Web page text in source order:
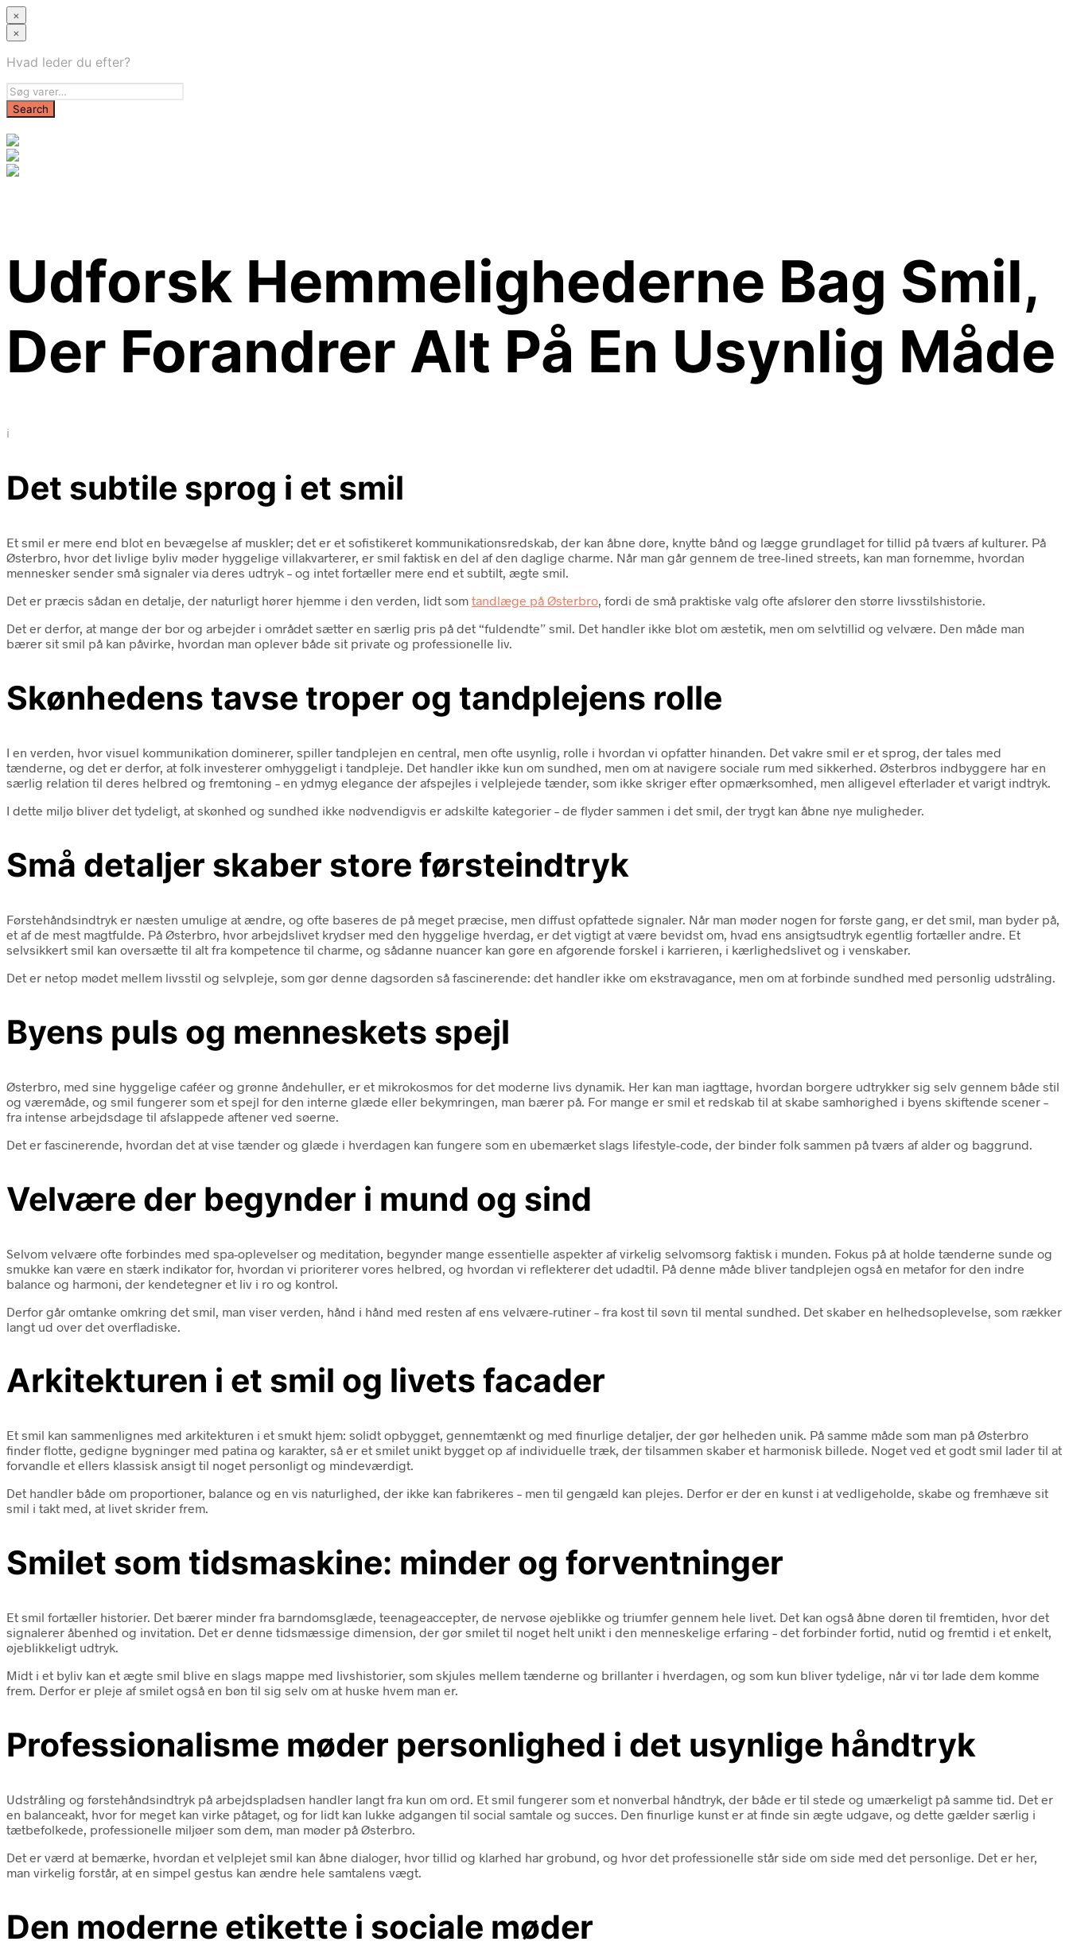
×
×
Hvad leder du efter?
Udforsk Hemmelighederne Bag Smil,
Der Forandrer Alt På En Usynlig Måde
i
Det subtile sprog i et smil
Et smil er mere end blot en bevægelse af muskler; det er et sofistikeret kommunikationsredskab, der kan åbne døre, knytte bånd og lægge grundlaget for tillid på tværs af kulturer. På
Østerbro, hvor det livlige byliv møder hyggelige villakvarterer, er smil faktisk en del af den daglige charme. Når man går gennem de tree-lined streets, kan man fornemme, hvordan
mennesker sender små signaler via deres udtryk – og intet fortæller mere end et subtilt, ægte smil.
Det er præcis sådan en detalje, der naturligt hører hjemme i den verden, lidt som tandlæge på Østerbro, fordi de små praktiske valg ofte afslører den større livsstilshistorie.
Det er derfor, at mange der bor og arbejder i området sætter en særlig pris på det “fuldendte” smil. Det handler ikke blot om æstetik, men om selvtillid og velvære. Den måde man
bærer sit smil på kan påvirke, hvordan man oplever både sit private og professionelle liv.
Skønhedens tavse troper og tandplejens rolle
I en verden, hvor visuel kommunikation dominerer, spiller tandplejen en central, men ofte usynlig, rolle i hvordan vi opfatter hinanden. Det vakre smil er et sprog, der tales med
tænderne, og det er derfor, at folk investerer omhyggeligt i tandpleje. Det handler ikke kun om sundhed, men om at navigere sociale rum med sikkerhed. Østerbros indbyggere har en
særlig relation til deres helbred og fremtoning – en ydmyg elegance der afspejles i velplejede tænder, som ikke skriger efter opmærksomhed, men alligevel efterlader et varigt indtryk.
I dette miljø bliver det tydeligt, at skønhed og sundhed ikke nødvendigvis er adskilte kategorier – de flyder sammen i det smil, der trygt kan åbne nye muligheder.
Små detaljer skaber store førsteindtryk
Førstehåndsindtryk er næsten umulige at ændre, og ofte baseres de på meget præcise, men diffust opfattede signaler. Når man møder nogen for første gang, er det smil, man byder på,
et af de mest magtfulde. På Østerbro, hvor arbejdslivet krydser med den hyggelige hverdag, er det vigtigt at være bevidst om, hvad ens ansigtsudtryk egentlig fortæller andre. Et
selvsikkert smil kan oversætte til alt fra kompetence til charme, og sådanne nuancer kan gøre en afgørende forskel i karrieren, i kærlighedslivet og i venskaber.
Det er netop mødet mellem livsstil og selvpleje, som gør denne dagsorden så fascinerende: det handler ikke om ekstravagance, men om at forbinde sundhed med personlig udstråling.
Byens puls og menneskets spejl
Østerbro, med sine hyggelige caféer og grønne åndehuller, er et mikrokosmos for det moderne livs dynamik. Her kan man iagttage, hvordan borgere udtrykker sig selv gennem både stil
og væremåde, og smil fungerer som et spejl for den interne glæde eller bekymringen, man bærer på. For mange er smil et redskab til at skabe samhørighed i byens skiftende scener –
fra intense arbejdsdage til afslappede aftener ved søerne.
Det er fascinerende, hvordan det at vise tænder og glæde i hverdagen kan fungere som en ubemærket slags lifestyle-code, der binder folk sammen på tværs af alder og baggrund.
Velvære der begynder i mund og sind
Selvom velvære ofte forbindes med spa-oplevelser og meditation, begynder mange essentielle aspekter af virkelig selvomsorg faktisk i munden. Fokus på at holde tænderne sunde og
smukke kan være en stærk indikator for, hvordan vi prioriterer vores helbred, og hvordan vi reflekterer det udadtil. På denne måde bliver tandplejen også en metafor for den indre
balance og harmoni, der kendetegner et liv i ro og kontrol.
Derfor går omtanke omkring det smil, man viser verden, hånd i hånd med resten af ens velvære-rutiner – fra kost til søvn til mental sundhed. Det skaber en helhedsoplevelse, som rækker
langt ud over det overfladiske.
Arkitekturen i et smil og livets facader
Et smil kan sammenlignes med arkitekturen i et smukt hjem: solidt opbygget, gennemtænkt og med finurlige detaljer, der gør helheden unik. På samme måde som man på Østerbro
finder flotte, gedigne bygninger med patina og karakter, så er et smilet unikt bygget op af individuelle træk, der tilsammen skaber et harmonisk billede. Noget ved et godt smil lader til at
forvandle et ellers klassisk ansigt til noget personligt og mindeværdigt.
Det handler både om proportioner, balance og en vis naturlighed, der ikke kan fabrikeres – men til gengæld kan plejes. Derfor er der en kunst i at vedligeholde, skabe og fremhæve sit
smil i takt med, at livet skrider frem.
Smilet som tidsmaskine: minder og forventninger
Et smil fortæller historier. Det bærer minder fra barndomsglæde, teenageaccepter, de nervøse øjeblikke og triumfer gennem hele livet. Det kan også åbne døren til fremtiden, hvor det
signalerer åbenhed og invitation. Det er denne tidsmæssige dimension, der gør smilet til noget helt unikt i den menneskelige erfaring – det forbinder fortid, nutid og fremtid i et enkelt,
øjeblikkeligt udtryk.
Midt i et byliv kan et ægte smil blive en slags mappe med livshistorier, som skjules mellem tænderne og brillanter i hverdagen, og som kun bliver tydelige, når vi tør lade dem komme
frem. Derfor er pleje af smilet også en bøn til sig selv om at huske hvem man er.
Professionalisme møder personlighed i det usynlige håndtryk
Udstråling og førstehåndsindtryk på arbejdspladsen handler langt fra kun om ord. Et smil fungerer som et nonverbal håndtryk, der både er til stede og umærkeligt på samme tid. Det er
en balanceakt, hvor for meget kan virke påtaget, og for lidt kan lukke adgangen til social samtale og succes. Den finurlige kunst er at finde sin ægte udgave, og dette gælder særlig i
tætbefolkede, professionelle miljøer som dem, man møder på Østerbro.
Det er værd at bemærke, hvordan et velplejet smil kan åbne dialoger, hvor tillid og klarhed har grobund, og hvor det professionelle står side om side med det personlige. Det er her,
man virkelig forstår, at en simpel gestus kan ændre hele samtalens vægt.
Den moderne etikette i sociale møder